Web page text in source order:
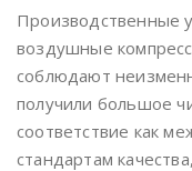
Производственные
воздушные
соблюдают
получили большое
соответствие как
стандартам